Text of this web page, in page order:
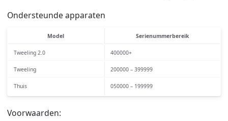
Ondersteunde apparaten
Model Serienummerbereik
Tweeling 2.0 400000+
Tweeling 200000 – 399999
Thuis 050000 – 199999
Voorwaarden: